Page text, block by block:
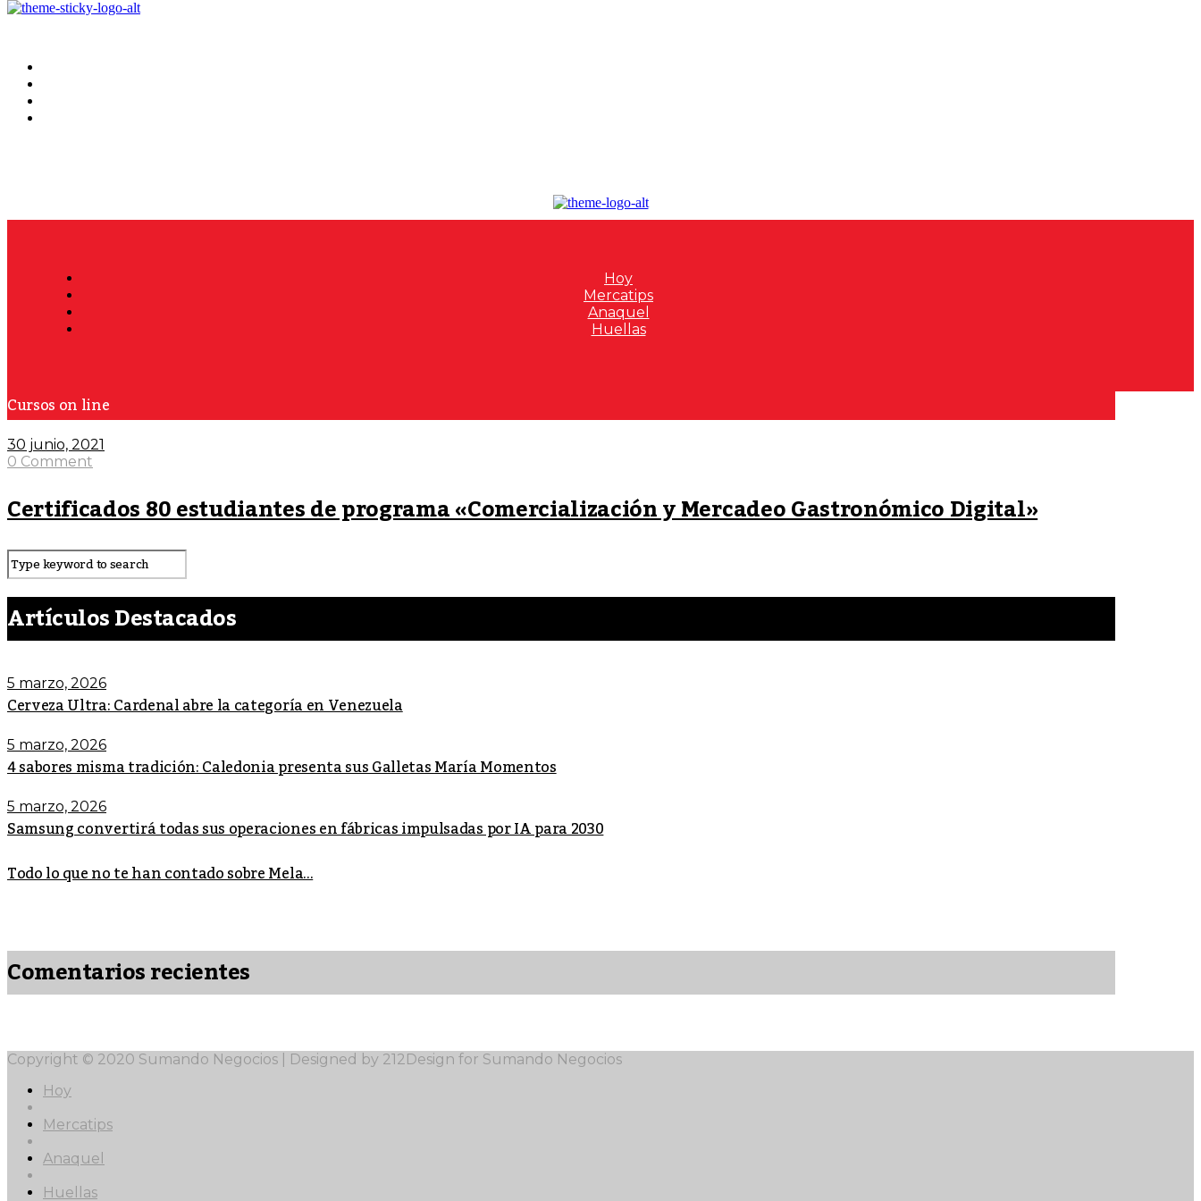
Hoy
Mercatips
Anaquel
Huellas
Cursos on line
30 junio, 2021
0 Comment
Certificados 80 estudiantes de programa «Comercialización y Mercadeo Gastronómico Digital»
Artículos Destacados
5 marzo, 2026
Cerveza Ultra: Cardenal abre la categoría en Venezuela
5 marzo, 2026
4 sabores misma tradición: Caledonia presenta sus Galletas María Momentos
5 marzo, 2026
Samsung convertirá todas sus operaciones en fábricas impulsadas por IA para 2030
Todo lo que no te han contado sobre Mela...
Comentarios recientes
Copyright © 2020 Sumando Negocios | Designed by 212Design for Sumando Negocios
Hoy
Mercatips
Anaquel
Huellas